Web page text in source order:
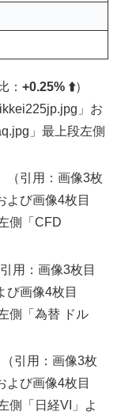
：+0.25% ⬆️）
」お
」最上段左側
（引用：画像3枚
よび画像4枚目
側「CFD
用：画像3枚目
び画像4枚目
側「為替 ドル
引用：画像3枚
よび画像4枚目
側「日経VI」よ